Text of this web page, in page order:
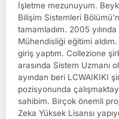
İşletme mezunuyum.
Bilişim Sistemleri
tamamladım. 2005
Mühendisliği eğitimi
giriş yaptım. Collezione
arasında Sistem Uzmanı
ayından beri LCWAIKIKI
pozisyonunda
sahibim. Birçok önemli
Zeka Yüksek Lisansı